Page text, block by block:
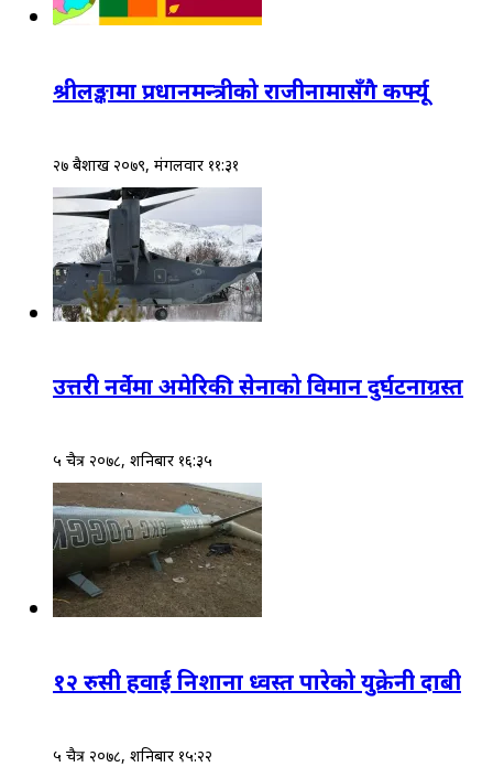
श्रीलङ्कामा प्रधानमन्त्रीको राजीनामासँगै कर्फ्यू
२७ बैशाख २०७९, मंगलवार ११:३१
उत्तरी नर्वेमा अमेरिकी सेनाको विमान दुर्घटनाग्रस्त
५ चैत्र २०७८, शनिबार १६:३५
१२ रुसी हवाई निशाना ध्वस्त पारेको युक्रेनी दाबी
५ चैत्र २०७८, शनिबार १५:२२